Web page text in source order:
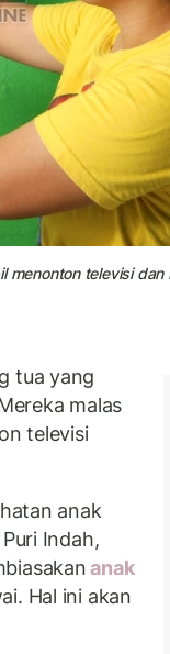
menonton televisi dan
tua yang
malas
televisi
anak
Indah,
anak
Hal ini akan